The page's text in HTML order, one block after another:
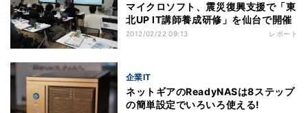
マイクロソフト、震災復興支援で「東
北UP IT講師養成研修」を仙台で開催
2012/02/22 09:13 レポート
企業IT
ネットギアのReadyNASは8ステップ
の簡単設定でいろいろ使える!